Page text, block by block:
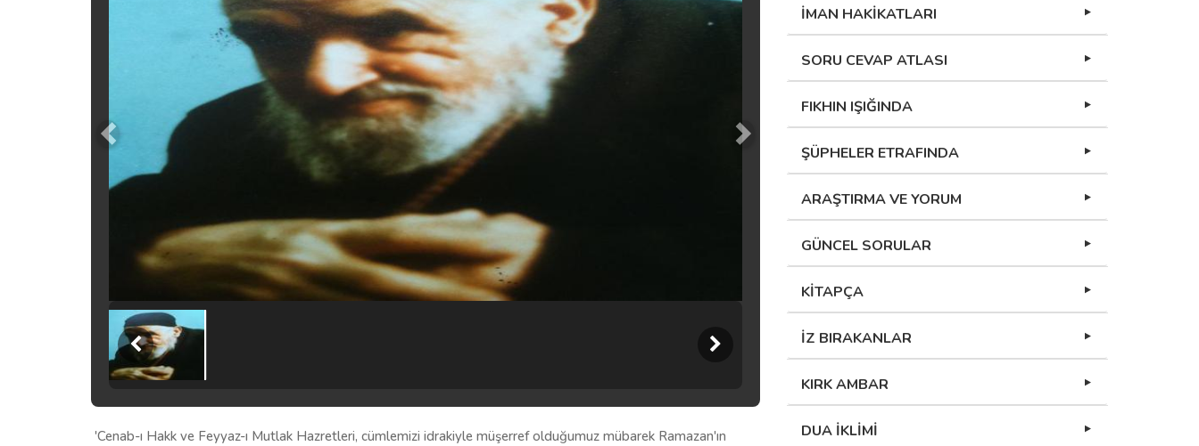
'Cenab-ı Hakk ve Feyyaz-ı Mutlak Hazretleri, cümlemizi idrakiyle müşerref olduğumuz mübarek Ramazan'ın
İMAN HAKİKATLARI
SORU CEVAP ATLASI
FIKHIN IŞIĞINDA
ŞÜPHELER ETRAFINDA
ARAŞTIRMA VE YORUM
GÜNCEL SORULAR
KİTAPÇA
İZ BIRAKANLAR
KIRK AMBAR
DUA İKLİMİ